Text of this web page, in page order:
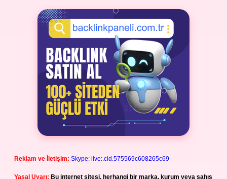
Reklam ve İletişim: Skype: live:.cid.575569c608265c69
Yasal Uyarı: Bu internet sitesi, herhangi bir marka, kurum veya şahıs